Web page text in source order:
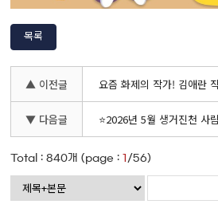
목록
▲ 이전글
▼ 다음글 ⭐2026년 5월 생거진천 사
Total :840개 (page :1 /56)